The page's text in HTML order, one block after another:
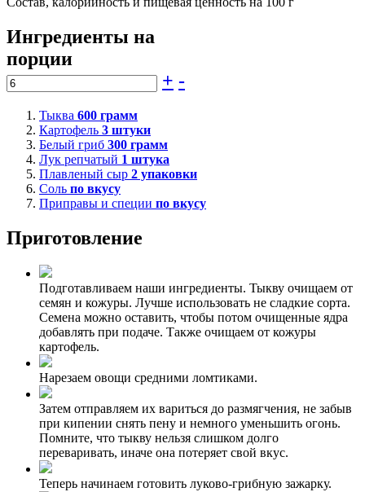
Ингредиенты на
порции
+ -
Тыква 600 грамм
Картофель 3 штуки
Белый гриб 300 грамм
Лук репчатый 1 штука
Плавленый сыр 2 упаковки
Соль по вкусу
Приправы и специи по вкусу
Приготовление
Подготавливаем наши ингредиенты. Тыкву очищаем от
семян и кожуры. Лучше использовать не сладкие сорта.
Семена можно оставить, чтобы потом очищенные ядра
добавлять при подаче. Также очищаем от кожуры
картофель.
Нарезаем овощи средними ломтиками.
Затем отправляем их вариться до размягчения, не забыв
при кипении снять пену и немного уменьшить огонь.
Помните, что тыкву нельзя слишком долго
переваривать, иначе она потеряет свой вкус.
Теперь начинаем готовить луково-грибную зажарку.